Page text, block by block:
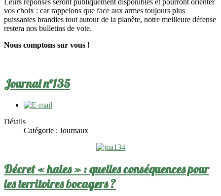
Leurs réponses seront publiquement disponibles et pourront orienter
vos choix : car rappelons que face aux armes toujours plus
puissantes brandies tout autour de la planète, notre meilleure défense
restera nos bulletins de vote.
Nous comptons sur vous !
Journal n°135
Détails
Catégorie : Journaux
Décret « haies » : quelles conséquences pour
les territoires bocagers ?